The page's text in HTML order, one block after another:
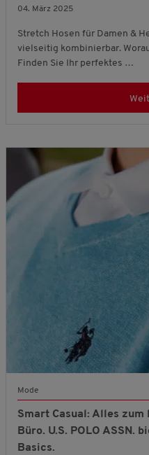
04. März 2025
Stretch Hosen für Damen &
vielseitig kombinierbar.
Finden Sie Ihr perfektes …
Mode
Smart Casual: Alles
Büro. U.S. POLO ASSN.
Basics.